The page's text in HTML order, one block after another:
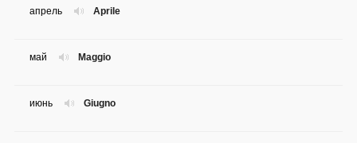
Aprile
апрель
Maggio
май
Giugno
июнь